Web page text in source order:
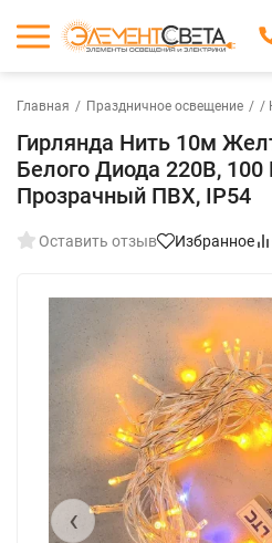
Главная / Праздничное освещение / /
Гирлянда Нить 10м
Белого Диода 220В, 100
Прозрачный ПВХ, IP54
Оставить отзыв Избранное
‹